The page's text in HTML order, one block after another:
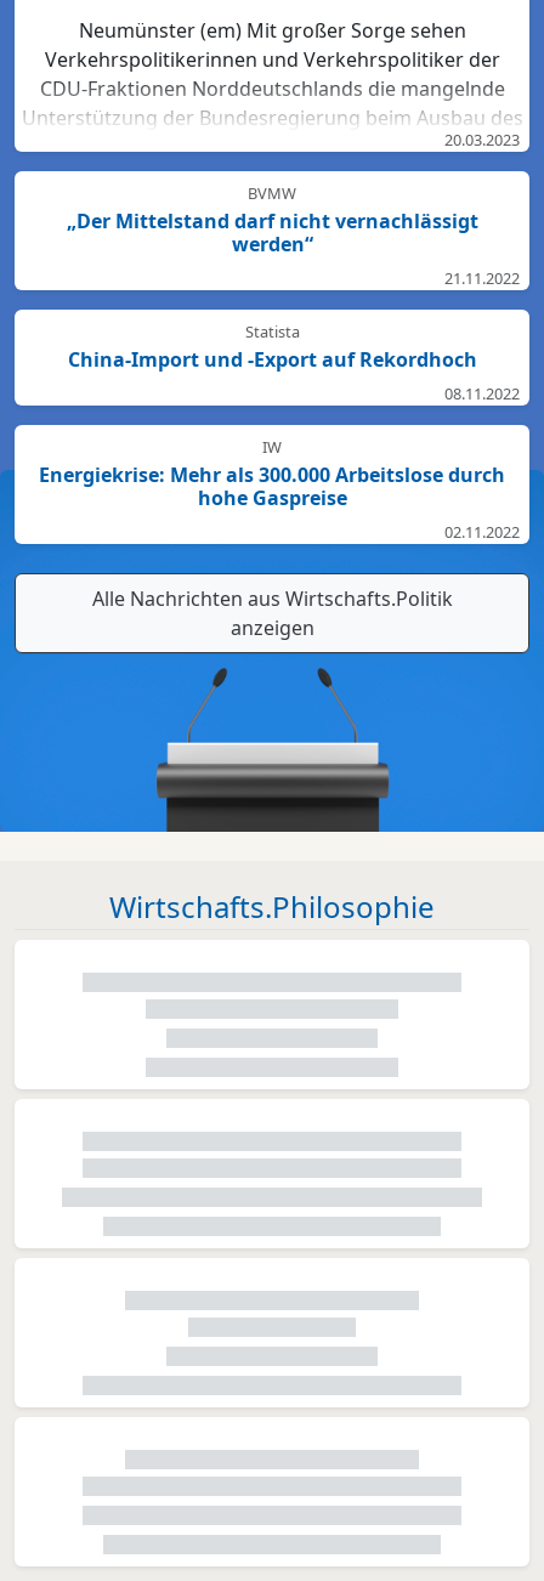
Neumünster (em) Mit großer Sorge sehen
Verkehrspolitikerinnen und Verkehrspolitiker der
CDU-Fraktionen Norddeutschlands die mangelnde
Unterstützung der Bundesregierung beim Ausbau des
Bahn-Netzes. Hartmut Bodeit, mobilitätspolitischer
Sprecher der bremischen CDUBürgerschaftsfraktion,
betont: „Die neuesten Bewertungen der DB Netz AG
lassen keinen Zweifel: Das Schienennetz ist in der
nirgendwo sonst in Deutschland. Für den Start des
Deutschlandtick...
20.03.2023
BVMW
„Der Mittelstand darf nicht vernachlässigt
werden“
21.11.2022
Statista
China-Import und -Export auf Rekordhoch
08.11.2022
IW
Energiekrise: Mehr als 300.000 Arbeitslose durch
hohe Gaspreise
02.11.2022
Alle Nachrichten aus Wirtschafts.Politik
anzeigen
Wirtschafts.Philosophie